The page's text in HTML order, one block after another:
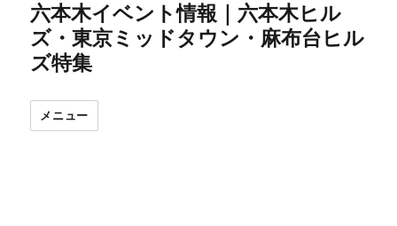
六本木イベント情報｜六本木ヒル
ズ・東京ミッドタウン・麻布台ヒル
ズ特集
メニュー